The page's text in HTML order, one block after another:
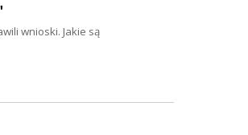
wnioski. Jakie są